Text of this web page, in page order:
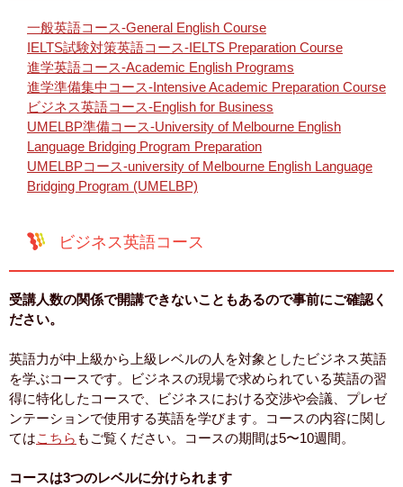
一般英語コース-General English Course
IELTS試験対策英語コース-IELTS Preparation Course
進学英語コース-Academic English Programs
進学準備集中コース-Intensive Academic Preparation Course
ビジネス英語コース-English for Business
UMELBP準備コース-University of Melbourne English
Language Bridging Program Preparation
UMELBPコース-university of Melbourne English Language
Bridging Program (UMELBP)
ビジネス英語コース
受講人数の関係で開講できないこともあるので事前にご確認く
ださい。
英語力が中上級から上級レベルの人を対象としたビジネス英語
を学ぶコースです。ビジネスの現場で求められている英語の習
得に特化したコースで、ビジネスにおける交渉や会議、プレゼ
ンテーションで使用する英語を学びます。コースの内容に関し
てはこちら もご覧ください。コースの期間は5〜10週間。
コースは3つのレベルに分けられます